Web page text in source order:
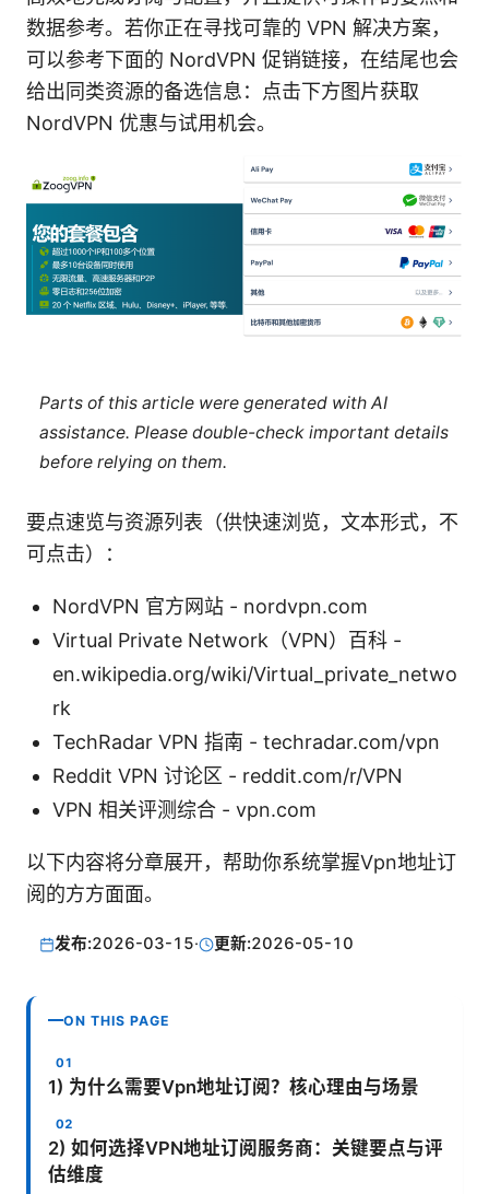
数据参考。若你正在寻找可靠的 VPN 解决方案，
可以参考下面的 NordVPN 促销链接，在结尾也会
给出同类资源的备选信息：点击下方图片获取
NordVPN 优惠与试用机会。
Parts of this article were generated with AI
assistance. Please double-check important details
before relying on them.
要点速览与资源列表（供快速浏览，文本形式，不
可点击）：
NordVPN 官方网站 - nordvpn.com
Virtual Private Network（VPN）百科 -
en.wikipedia.org/wiki/Virtual_private_netwo
rk
TechRadar VPN 指南 - techradar.com/vpn
Reddit VPN 讨论区 - reddit.com/r/VPN
VPN 相关评测综合 - vpn.com
以下内容将分章展开，帮助你系统掌握Vpn地址订
阅的方方面面。
发布:2026-03-15· 更新:2026-05-10
ON THIS PAGE
1) 为什么需要Vpn地址订阅？核心理由与场景
2) 如何选择VPN地址订阅服务商：关键要点与评
估维度